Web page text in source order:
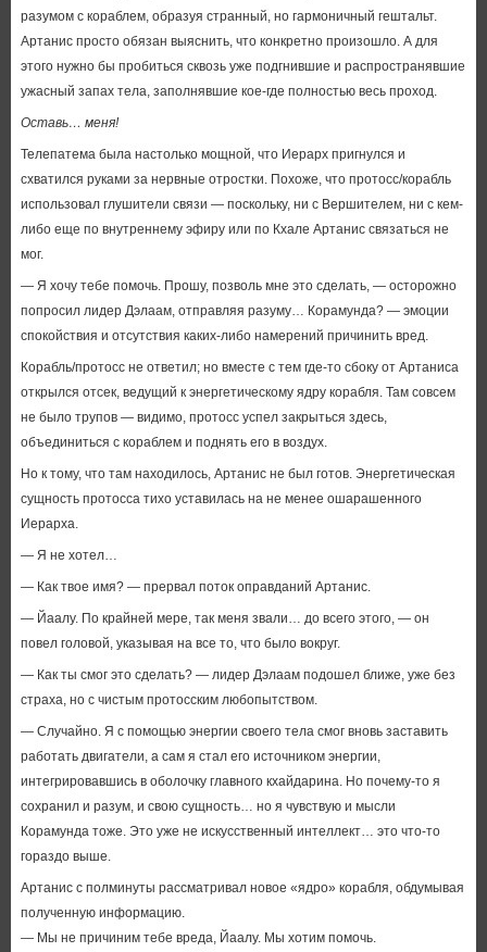
разумом с кораблем, образуя странный, но гармоничный гештальт.
Артанис просто обязан выяснить, что конкретно произошло. А для
этого нужно бы пробиться сквозь уже подгнившие и распространявшие
ужасный запах тела, заполнявшие кое-где полностью весь проход.
Оставь… меня!
Телепатема была настолько мощной, что Иерарх пригнулся и
схватился руками за нервные отростки. Похоже, что протосс/корабль
использовал глушители связи — поскольку, ни с Вершителем, ни с кем-
либо еще по внутреннему эфиру или по Кхале Артанис связаться не
мог.
— Я хочу тебе помочь. Прошу, позволь мне это сделать, — осторожно
попросил лидер Дэлаам, отправляя разуму… Корамунда? — эмоции
спокойствия и отсутствия каких-либо намерений причинить вред.
Корабль/протосс не ответил; но вместе с тем где-то сбоку от Артаниса
открылся отсек, ведущий к энергетическому ядру корабля. Там совсем
не было трупов — видимо, протосс успел закрыться здесь,
объединиться с кораблем и поднять его в воздух.
Но к тому, что там находилось, Артанис не был готов. Энергетическая
сущность протосса тихо уставилась на не менее ошарашенного
Иерарха.
— Я не хотел…
— Как твое имя? — прервал поток оправданий Артанис.
— Йаалу. По крайней мере, так меня звали… до всего этого, — он
повел головой, указывая на все то, что было вокруг.
— Как ты смог это сделать? — лидер Дэлаам подошел ближе, уже без
страха, но с чистым протосским любопытством.
— Случайно. Я с помощью энергии своего тела смог вновь заставить
работать двигатели, а сам я стал его источником энергии,
интегрировавшись в оболочку главного кхайдарина. Но почему-то я
сохранил и разум, и свою сущность… но я чувствую и мысли
Корамунда тоже. Это уже не искусственный интеллект… это что-то
гораздо выше.
Артанис с полминуты рассматривал новое «ядро» корабля, обдумывая
полученную информацию.
— Мы не причиним тебе вреда, Йаалу. Мы хотим помочь.